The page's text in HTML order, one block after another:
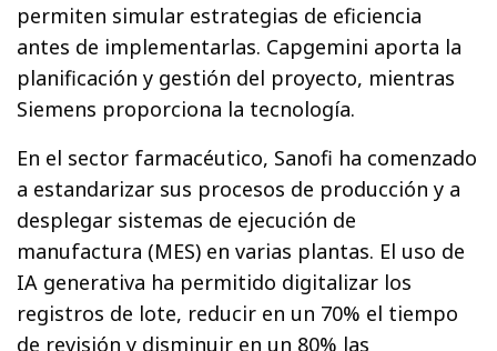
permiten simular estrategias de eficiencia
antes de implementarlas. Capgemini aporta la
planificación y gestión del proyecto, mientras
Siemens proporciona la tecnología.
En el sector farmacéutico, Sanofi ha comenzado
a estandarizar sus procesos de producción y a
desplegar sistemas de ejecución de
manufactura (MES) en varias plantas. El uso de
IA generativa ha permitido digitalizar los
registros de lote, reducir en un 70% el tiempo
de revisión y disminuir en un 80% las